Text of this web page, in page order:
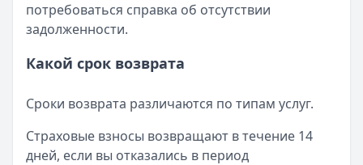
потребоваться справка об отсутствии
задолженности.
Какой срок возврата
Сроки возврата различаются по типам услуг.
Страховые взносы возвращают в течение 14
дней, если вы отказались в период